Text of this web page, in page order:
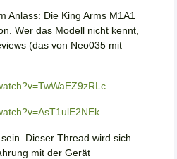
Anlass: Die King Arms M1A1
Wer das Modell nicht kennt,
(das von Neo035 mit
Dieser Thread wird sich
mit der Gerät